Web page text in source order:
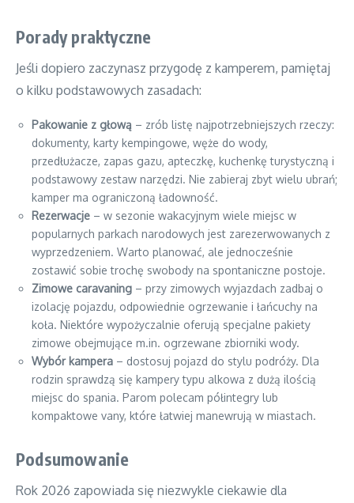
Porady praktyczne
Jeśli dopiero zaczynasz przygodę z kamperem, pamiętaj
o kilku podstawowych zasadach:
Pakowanie z głową – zrób listę najpotrzebniejszych rzeczy:
dokumenty, karty kempingowe, węże do wody,
przedłużacze, zapas gazu, apteczkę, kuchenkę turystyczną i
podstawowy zestaw narzędzi. Nie zabieraj zbyt wielu ubrań;
kamper ma ograniczoną ładowność.
Rezerwacje – w sezonie wakacyjnym wiele miejsc w
popularnych parkach narodowych jest zarezerwowanych z
wyprzedzeniem. Warto planować, ale jednocześnie
zostawić sobie trochę swobody na spontaniczne postoje.
Zimowe caravaning – przy zimowych wyjazdach zadbaj o
izolację pojazdu, odpowiednie ogrzewanie i łańcuchy na
koła. Niektóre wypożyczalnie oferują specjalne pakiety
zimowe obejmujące m.in. ogrzewane zbiorniki wody.
Wybór kampera – dostosuj pojazd do stylu podróży. Dla
rodzin sprawdzą się kampery typu alkowa z dużą ilością
miejsc do spania. Parom polecam półintegry lub
kompaktowe vany, które łatwiej manewrują w miastach.
Podsumowanie
Rok 2026 zapowiada się niezwykle ciekawie dla